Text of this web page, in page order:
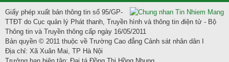
Giấy phép xuất bản thông tin số 95/GP-
TTĐT do Cục quản lý Phát thanh, Truyền hình và thông tin điện tử - Bộ
Thông tin và Truyền thông cấp ngày 16/05/2011
Bản quyền © 2011 thuộc về Trường Cao đẳng Cảnh sát nhân dân I
Địa chỉ: Xã Xuân Mai, TP Hà Nội